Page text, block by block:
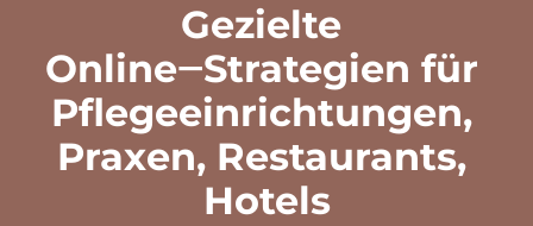
Ge­ziel­te
Online‒­Stra­te­gien für
Pfle­ge­ein­rich­tun­gen,
Pra­xen, Res­tau­rants,
Ho­tels